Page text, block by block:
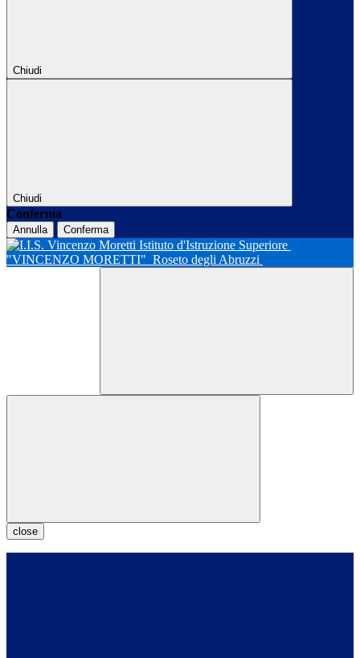
Chiudi
Chiudi
Conferma
Annulla Conferma
Istituto d'Istruzione Superiore
"VINCENZO MORETTI" Roseto degli Abruzzi
close